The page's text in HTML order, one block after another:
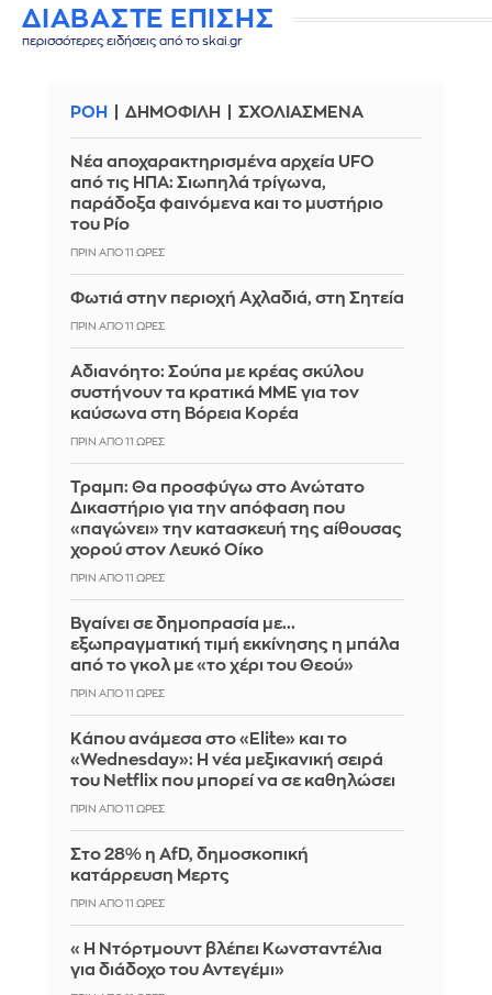
ΔΙΑΒΑΣΤΕ ΕΠΙΣΗΣ
περισσότερες ειδήσεις από το skai.gr
ΡΟΗ ΔΗΜΟΦΙΛΗ ΣΧΟΛΙΑΣΜΕΝΑ
Νέα αποχαρακτηρισμένα αρχεία UFO
από τις ΗΠΑ: Σιωπηλά τρίγωνα,
παράδοξα φαινόμενα και το μυστήριο
του Ρίο
ΠΡΙΝ ΑΠΌ 11 ΏΡΕΣ
Φωτιά στην περιοχή Αχλαδιά, στη Σητεία
ΠΡΙΝ ΑΠΌ 11 ΏΡΕΣ
Αδιανόητο: Σούπα με κρέας σκύλου
συστήνουν τα κρατικά ΜΜΕ για τον
καύσωνα στη Βόρεια Κορέα
ΠΡΙΝ ΑΠΌ 11 ΏΡΕΣ
Τραμπ: Θα προσφύγω στο Ανώτατο
Δικαστήριο για την απόφαση που
«παγώνει» την κατασκευή της αίθουσας
χορού στον Λευκό Οίκο
ΠΡΙΝ ΑΠΌ 11 ΏΡΕΣ
Βγαίνει σε δημοπρασία με...
εξωπραγματική τιμή εκκίνησης η μπάλα
από το γκολ με «το χέρι του Θεού»
ΠΡΙΝ ΑΠΌ 11 ΏΡΕΣ
Κάπου ανάμεσα στο «Elite» και το
«Wednesday»: Η νέα μεξικανική σειρά
του Netflix που μπορεί να σε καθηλώσει
ΠΡΙΝ ΑΠΌ 11 ΏΡΕΣ
Στο 28% η AfD, δημοσκοπική
κατάρρευση Μερτς
ΠΡΙΝ ΑΠΌ 11 ΏΡΕΣ
«Η Ντόρτμουντ βλέπει Κωνσταντέλια
για διάδοχο του Αντεγέμι»